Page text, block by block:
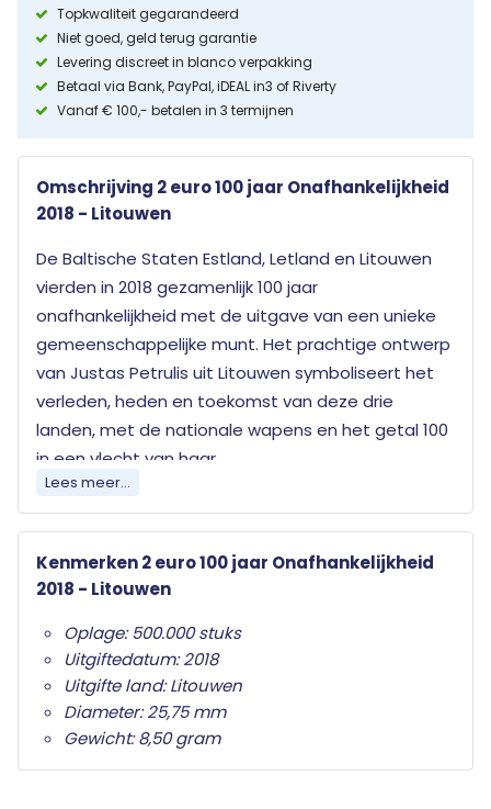
Topkwaliteit gegarandeerd
Niet goed, geld terug garantie
Levering discreet in blanco verpakking
Betaal via Bank, PayPal, iDEAL in3 of Riverty
Vanaf € 100,- betalen in 3 termijnen
Omschrijving 2 euro 100 jaar Onafhankelijkheid
2018 - Litouwen
De Baltische Staten Estland, Letland en Litouwen
vierden in 2018 gezamenlijk 100 jaar
onafhankelijkheid met de uitgave van een unieke
gemeenschappelijke munt. Het prachtige ontwerp
van Justas Petrulis uit Litouwen symboliseert het
verleden, heden en toekomst van deze drie
landen, met de nationale wapens en het getal 100
in een vlecht van haar.
Elk land dat de euro als officiële munteenheid
heeft mag jaarlijks twee herdenkingsmunten
uitgeven. Wat deze herdenkingsmunten
onderscheid van de gewone twee euro munten is
het herdenkingsonderwerp op de nationale zijde.
Alleen de twee euro munt mag als
herdenkingsmunt gebruikt worden. Ze zijn in het
hele eurogebied wettig betaalmiddel; ze kunnen
als gewone euromunten worden gebruikt en
moeten worden geaccepteerd.
Lees meer...
Kenmerken 2 euro 100 jaar Onafhankelijkheid
2018 - Litouwen
Oplage: 500.000 stuks
Uitgiftedatum: 2018
Uitgifte land: Litouwen
Diameter: 25,75 mm
Gewicht: 8,50 gram